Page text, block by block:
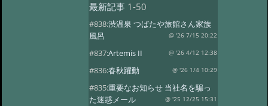
最新記事 1-50
#838:渋温泉 つばたや旅館さん家族
風呂
@ '26 7/15 20:22
#837:Artemis II @ '26 4/12 12:38
#836:春秋躍動 @ '26 1/4 10:29
#835:重要なお知らせ 当社名を騙っ
た迷惑メール
@ '25 12/25 15:31